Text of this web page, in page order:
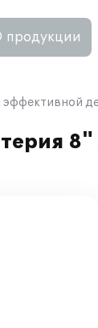
продукции
эффективной